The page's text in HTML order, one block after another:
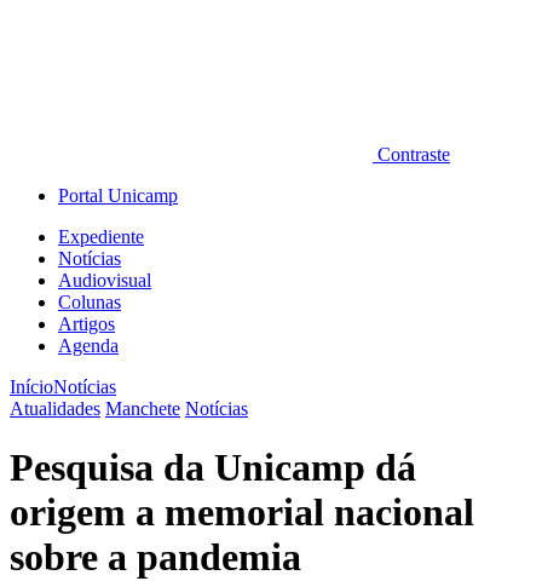
Contraste
Portal Unicamp
Expediente
Notícias
Audiovisual
Colunas
Artigos
Agenda
InícioNotícias
Atualidades Manchete Notícias
Pesquisa da Unicamp dá
origem a memorial nacional
sobre a pandemia